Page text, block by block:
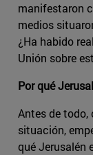
manifestaron
medios
¿Ha habido
Unión sobre
Por qué
Antes de
situación,
qué Jerusalén